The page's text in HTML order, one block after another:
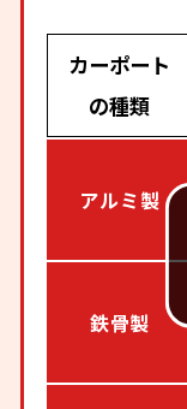
カーポート
の種類
アルミ製
鉄骨製